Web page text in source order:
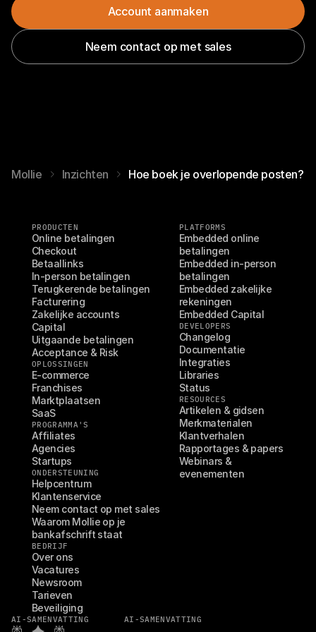
Account aanmaken
Neem contact op met sales
Mollie Inzichten Hoe boek je overlopende posten?
PRODUCTEN
Online betalingen
Checkout
Betaallinks
In-person betalingen
Terugkerende betalingen
Facturering
Zakelijke accounts
Capital
Uitgaande betalingen
Acceptance & Risk
OPLOSSINGEN
E-commerce
Franchises
Marktplaatsen
SaaS
PROGRAMMA'S
Affiliates
Agencies
Startups
ONDERSTEUNING
Helpcentrum
Klantenservice
Neem contact op met sales
Waarom Mollie op je
bankafschrift staat
BEDRIJF
Over ons
Vacatures
Newsroom
Tarieven
Beveiliging
PLATFORMS
Embedded online
betalingen
Embedded in-person
betalingen
Embedded zakelijke
rekeningen
Embedded Capital
DEVELOPERS
Changelog
Documentatie
Integraties
Libraries
Status
RESOURCES
Artikelen & gidsen
Merkmaterialen
Klantverhalen
Rapportages & papers
Webinars &
evenementen
AI-SAMENVATTING AI-SAMENVATTING